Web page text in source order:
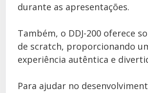
durante as apresentações.
Também, o DDJ-200 oferece
de scratch, proporcionando
experiência autêntica e
Para ajudar no